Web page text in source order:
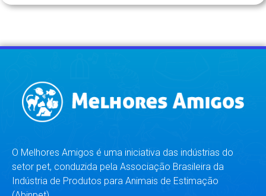
O Melhores Amigos é uma iniciativa das indústrias do
setor pet, conduzida pela Associação Brasileira da
Indústria de Produtos para Animais de Estimação